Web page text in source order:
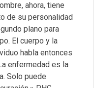
ahora, tiene
de su personalidad
plano para
El cuerpo y la
habla entonces
enfermedad es la
Solo puede